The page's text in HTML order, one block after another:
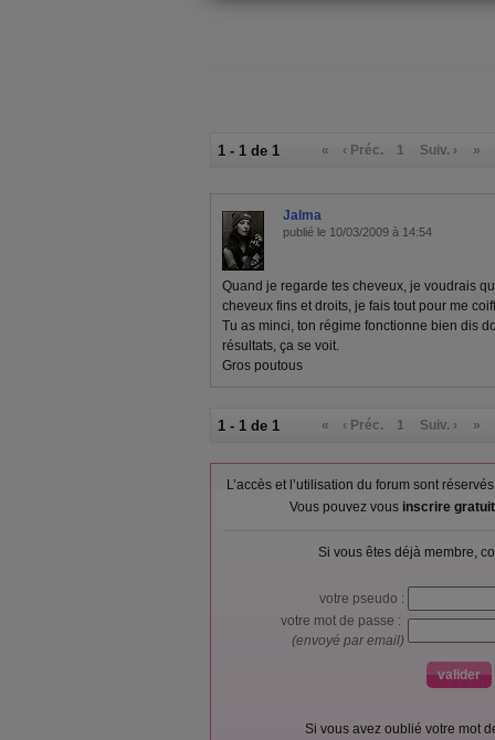
1 - 1 de 1 « ‹ Préc. 1 Suiv. › »
Jalma
publié le 10/03/2009 à 14:54
Quand je regarde tes cheveux, je voudrais
cheveux fins et droits, je fais tout pour me
Tu as minci, ton régime fonctionne bien dis
résultats, ça se voit.
Gros poutous
1 - 1 de 1 « ‹ Préc. 1 Suiv. › »
L’accès et l’utilisation du forum sont
Vous pouvez vous inscrire
Si vous êtes déjà membre,
votre pseudo :
votre mot de passe :
(envoyé par email)
Si vous avez oublié votre mot